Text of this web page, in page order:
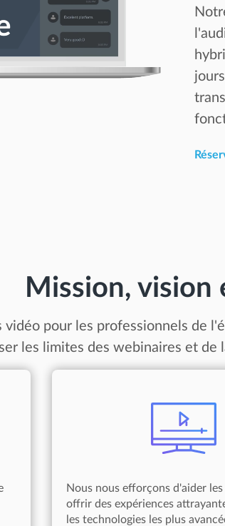
Mission, vision
vidéo pour les professionnels de
les limites des webinaires et
Nous nous efforçons d'aider
offrir des expériences
les technologies les plus